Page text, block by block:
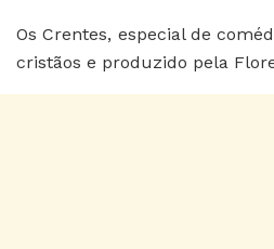
Os Crentes, especial de
cristãos e produzido pela